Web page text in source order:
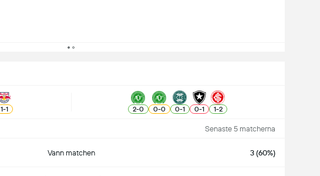
1-1 2-0 0-0 0-1 0-1 1-2
Senaste 5 matcherna
Vann matchen 3 (60%)